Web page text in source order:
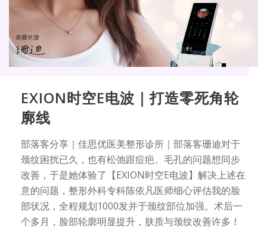
EXION时空E电波｜打造零死角轮
廓线
部落客分享｜佳思优医美整形诊所｜部落客珊迪对于
颈纹困扰已久，也有松弛跟痘疤、毛孔的问题想同步
改善，于是她体验了【EXION时空E电波】解决上述在
意的问题，整形外科专科陈依凡医师细心评估我的脸
部状况，全程规划1000发并于颈纹部位加强。术后一
个多月，脸部轮廓明显提升，肤质与颈纹改善许多！